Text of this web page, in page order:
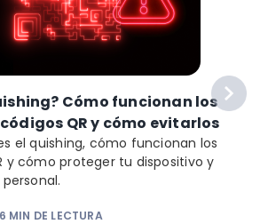
Cómo funcionan los
QR y cómo evitarlos
el quishing, cómo funcionan los
y cómo proteger tu dispositivo y
6 MIN DE LECTURA